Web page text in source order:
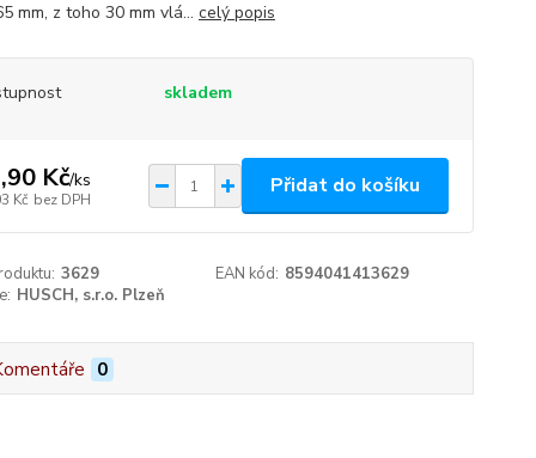
mm, z toho 30 mm vlá... celý popis
skladem
Kč/ks
Kč bez DPH
Přidat do košíku
3629 EAN kód: 8594041413629
HUSCH, s.r.o. Plzeň
0